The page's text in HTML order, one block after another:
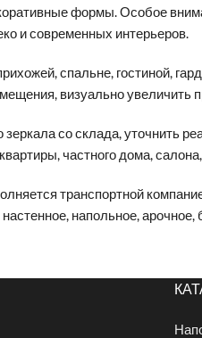
формы. Особое
и современных интерьеров.
спальне, гостиной,
визуально увеличить
со склада, уточнить
частного дома, салона,
транспортной
напольное,